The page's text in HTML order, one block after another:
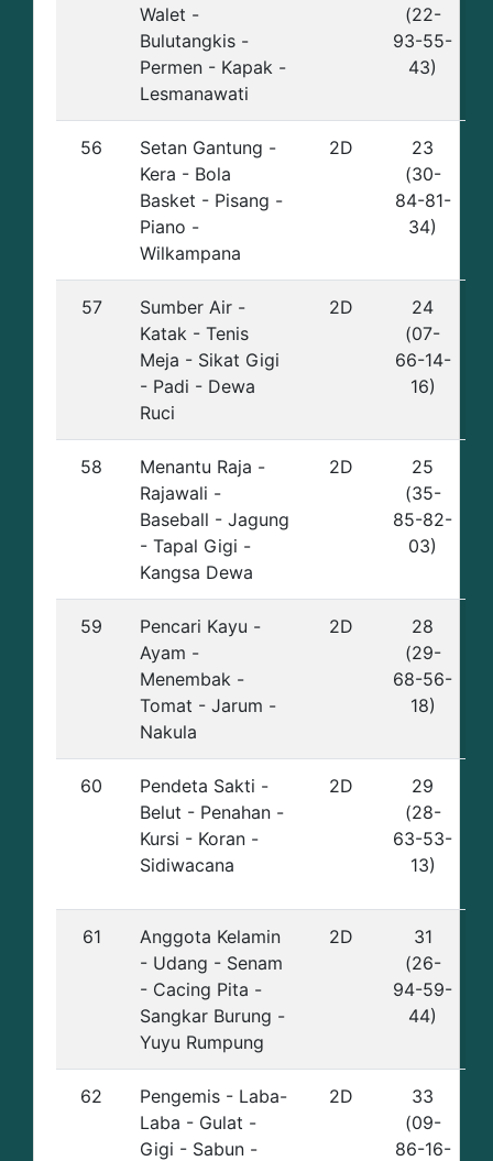
Walet -
Bulutangkis -
Permen - Kapak -
Lesmanawati
(22-
93-55-
43)
56
Setan Gantung -
Kera - Bola
Basket - Pisang -
Piano -
Wilkampana
2D
23
(30-
84-81-
34)
57
Sumber Air -
Katak - Tenis
Meja - Sikat Gigi
- Padi - Dewa
Ruci
2D
24
(07-
66-14-
16)
58
Menantu Raja -
Rajawali -
Baseball - Jagung
- Tapal Gigi -
Kangsa Dewa
2D
25
(35-
85-82-
03)
59
Pencari Kayu -
Ayam -
Menembak -
Tomat - Jarum -
Nakula
2D
28
(29-
68-56-
18)
60
Pendeta Sakti -
Belut - Penahan -
Kursi - Koran -
Sidiwacana
2D
29
(28-
63-53-
13)
61
Anggota Kelamin
- Udang - Senam
- Cacing Pita -
Sangkar Burung -
Yuyu Rumpung
2D
31
(26-
94-59-
44)
62
Pengemis - Laba-
Laba - Gulat -
Gigi - Sabun -
2D
33
(09-
86-16-